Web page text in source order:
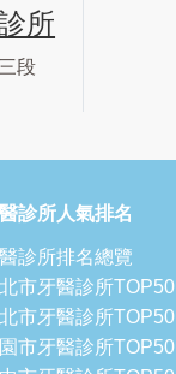
所
段
診所人氣排名
診所排名總覽
市牙醫診所TOP50
市牙醫診所TOP50
市牙醫診所TOP50